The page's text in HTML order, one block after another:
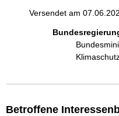
Versendet am
Betroffene